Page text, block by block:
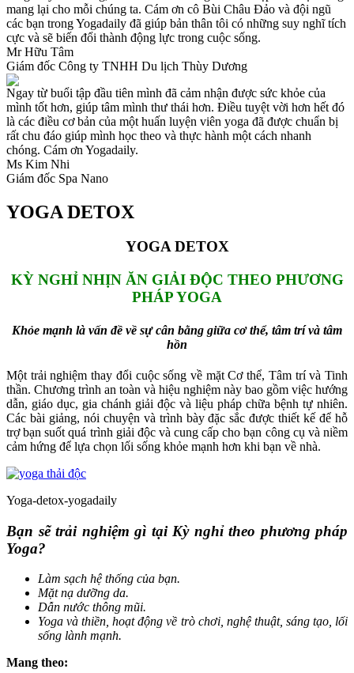
mang lại cho mỗi chúng ta. Cám ơn cô Bùi Châu Đảo và đội ngũ
các bạn trong Yogadaily đã giúp bản thân tôi có những suy nghĩ tích
cực và sẽ biến đổi thành động lực trong cuộc sống.
Mr Hữu Tâm
Giám đốc Công ty TNHH Du lịch Thùy Dương
Ngay từ buổi tập đầu tiên mình đã cảm nhận được sức khỏe của
mình tốt hơn, giúp tâm mình thư thái hơn. Điều tuyệt vời hơn hết đó
là các điều cơ bản của một huấn luyện viên yoga đã được chuẩn bị
rất chu đáo giúp mình học theo và thực hành một cách nhanh
chóng. Cám ơn Yogadaily.
Ms Kim Nhi
Giám đốc Spa Nano
YOGA DETOX
YOGA DETOX
KỲ NGHỈ NHỊN ĂN GIẢI ĐỘC THEO PHƯƠNG
PHÁP YOGA
Khỏe mạnh là vấn đề về sự cân bằng giữa cơ thể, tâm trí và tâm
hồn
Một trải nghiệm thay đổi cuộc sống về mặt Cơ thể, Tâm trí và Tinh
thần. Chương trình an toàn và hiệu nghiệm này bao gồm việc hướng
dẫn, giáo dục, gia chánh giải độc và liệu pháp chữa bệnh tự nhiên.
Các bài giảng, nói chuyện và trình bày đặc sắc được thiết kế để hỗ
trợ bạn suốt quá trình giải độc và cung cấp cho bạn công cụ và niềm
cảm hứng để lựa chọn lối sống khỏe mạnh hơn khi bạn về nhà.
Yoga-detox-yogadaily
Bạn sẽ trải nghiệm gì tại Kỳ nghỉ theo phương pháp
Yoga?
Làm sạch hệ thống của bạn.
Mặt nạ dưỡng da.
Dẫn nước thông mũi.
Yoga và thiền, hoạt động về trò chơi, nghệ thuật, sáng tạo, lối
sống lành mạnh.
Mang theo: